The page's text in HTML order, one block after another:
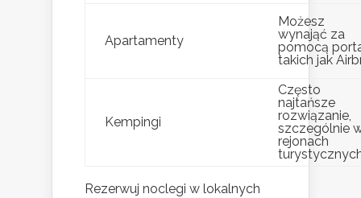
Apartamenty
Możesz
wynająć za
pomocą
takich jak
Kempingi
Często
najtańsze
rozwiązanie,
szczególnie
rejonach
Rezerwuj noclegi w lokalnych